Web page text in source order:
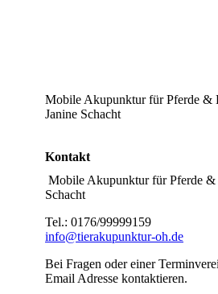
Mobile Akupunktur für Pferde &
Janine Schacht
Kontakt
Mobile
Schacht
Tel.:
info@tierakupunktur-oh.de
Bei Fragen oder einer
Email Adresse kontaktieren.